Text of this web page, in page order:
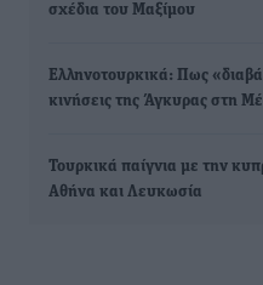
σχέδια του Μαξίμου
Ελληνοτουρκικά: Πως
κινήσεις της Άγκυρας στη
Τουρκικά παίγνια με την
Αθήνα και Λευκωσία